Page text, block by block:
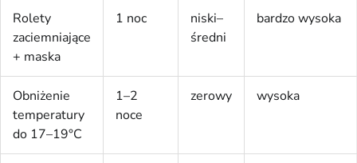
Rolety
zaciemniające
+ maska
1 noc
niski–
średni
bardzo wysoka
Obniżenie
temperatury
do 17–19°C
1–2
noce
zerowy wysoka